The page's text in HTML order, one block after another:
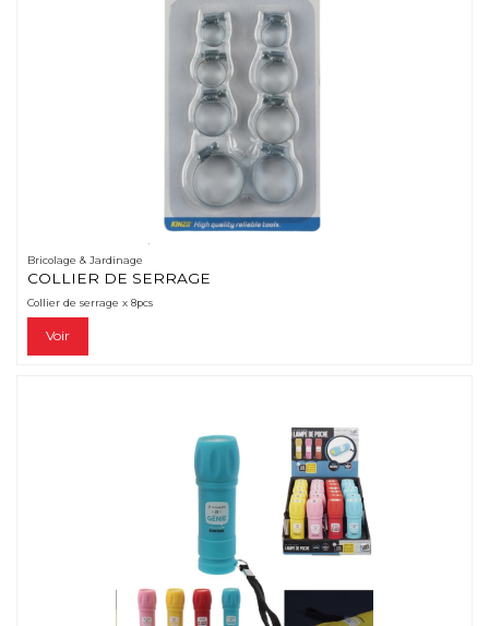
Bricolage & Jardinage
COLLIER DE SERRAGE
Collier de serrage x 8pcs
Voir